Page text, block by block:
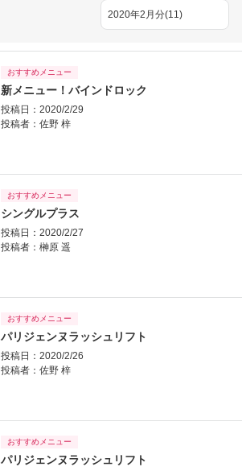
おすすめメニュー
新メニュー！バインドロック
投稿日：2020/2/29
投稿者： 佐野 梓
おすすめメニュー
シングルプラス
投稿日：2020/2/27
投稿者： 榊原 遥
おすすめメニュー
パリジェンヌラッシュリフト
投稿日：2020/2/26
投稿者： 佐野 梓
おすすめメニュー
パリジェンヌラッシュリフト